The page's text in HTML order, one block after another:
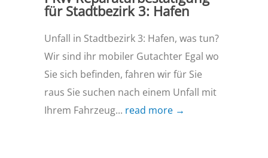
für Stadtbezirk 3: Hafen
Unfall in Stadtbezirk 3: Hafen, was tun?
Wir sind ihr mobiler Gutachter Egal wo
Sie sich befinden, fahren wir für Sie
raus Sie suchen nach einem Unfall mit
Ihrem Fahrzeug... read more →